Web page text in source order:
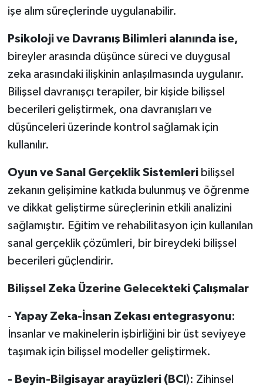
işe alım süreçlerinde uygulanabilir.
Psikoloji ve Davranış Bilimleri alanında ise,
bireyler arasında düşünce süreci ve duygusal
zeka arasındaki ilişkinin anlaşılmasında uygulanır.
Bilişsel davranışçı terapiler, bir kişide bilişsel
becerileri geliştirmek, ona davranışları ve
düşünceleri üzerinde kontrol sağlamak için
kullanılır.
Oyun ve Sanal Gerçeklik Sistemleribilişsel
zekanın gelişimine katkıda bulunmuş ve öğrenme
ve dikkat geliştirme süreçlerinin etkili analizini
sağlamıştır. Eğitim ve rehabilitasyon için kullanılan
sanal gerçeklik çözümleri, bir bireydeki bilişsel
becerileri güçlendirir.
Bilişsel Zeka Üzerine Gelecekteki Çalışmalar
- Yapay Zeka-İnsan Zekası entegrasyonu:
İnsanlar ve makinelerin işbirliğini bir üst seviyeye
taşımak için bilişsel modeller geliştirmek.
- Beyin-Bilgisayar arayüzleri (BCI ): Zihinsel